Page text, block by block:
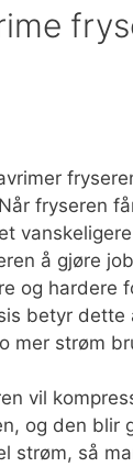
fryseren
å gjøre
og hardere
betyr dette
mer strøm
vil
og den blir
strøm, så